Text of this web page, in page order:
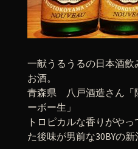
一献うるうるの日本酒
お酒。
青森県 八戸酒造さん「
ーボー生」
トロピカルな香りがや
た後味が男前な30BYの新